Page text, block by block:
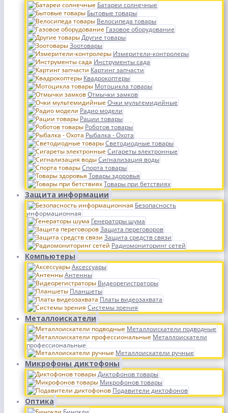
Батареи солнечные
Бытовые товары
Велосипеда товары
Газовое оборудование
Другие товары
Зоотовары
Измерители-контролеры
Инструменты сада
Картинг запчасти
Квадрокоптеры
Мотоцикла товары
Отмычки замков
Очки мультемидийные
Радио модели
Рации товары
Роботов товары
Рыбалка - Охота
Светодиодные товары
Сигареты электронные
Сигнализация воды
Спорта товары
Товары здоровья
Товары при бетствиях
Защита информации
Безопасность
информационная
Генераторы шума
Защита переговоров
Защита средств связи
Радиомониторинг сетей
Компьютеры
Аксессуары
Антенны
Видеорегистраторы
Планшеты
Платы видеозахвата
Системы зрения
Металлоискатели
Металлоискатели подводные
Металлоискатели
профессиональные
Металлоискатели ручные
Микрофоны диктофоны
Диктофонов товары
Микрофонов товары
Подавители диктофонов
Оптика